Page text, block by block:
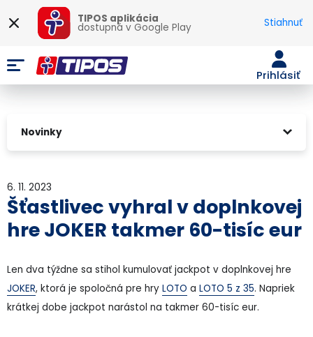
TIPOS aplikácia
dostupná vGoogle Play Stiahnuť
Prihlásiť
Novinky
6. 11. 2023
Šťastlivec vyhral v doplnkovej
hre JOKER takmer 60-tisíc eur
Len dva týždne sa stihol kumulovať jackpot v doplnkovej hre
JOKER, ktorá je spoločná pre hry LOTO a LOTO 5 z 35. Napriek
krátkej dobe jackpot narástol na takmer 60-tisíc eur.